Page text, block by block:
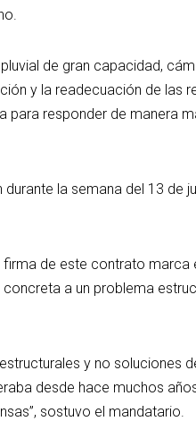
de gran capacidad,
y la readecuación de las
para responder de manera
la semana del 13 de
firma de este contrato marca
a un problema
y no soluciones
desde hace muchos
sostuvo el mandatario.